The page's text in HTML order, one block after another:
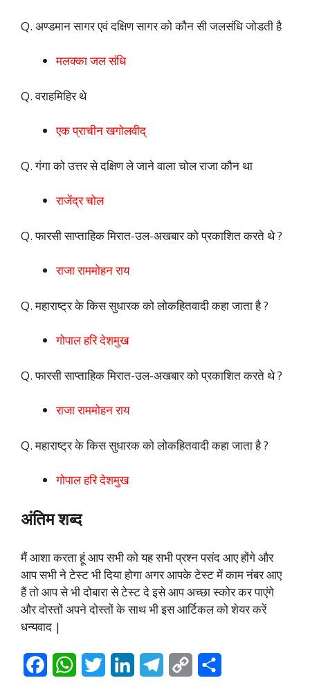
Q. अण्‍डमान सागर एवं दक्षिण सागर को कौन सी जलसंधि जोडती है
मलक्‍का जल संधि
Q. वराहमिहिर थे
एक प्राचीन खगोलवीद्
Q. गंगा को उत्तर से दक्षिण ले जाने वाला चोल राजा कौन था
राजेंद्र चोल
Q. फारसी साप्ताहिक मिरात-उल-अखबार को प्रकाशित करते थे ?
राजा राममोहन राय
Q. महाराष्ट्र के किस सुधारक को लोकहितवादी कहा जाता है ?
गोपाल हरि देशमुख
Q. फारसी साप्ताहिक मिरात-उल-अखबार को प्रकाशित करते थे ?
राजा राममोहन राय
Q. महाराष्ट्र के किस सुधारक को लोकहितवादी कहा जाता है ?
गोपाल हरि देशमुख
अंतिम शब्द
मैं आशा करता हूं आप सभी को यह सभी प्रश्न पसंद आए होंगे और
आप सभी ने टेस्ट भी दिया होगा अगर आपके टेस्ट में काम नंबर आए
हैं तो आप से भी दोबारा से टेस्ट दे इसे आप अच्छा स्कोर कर पाएंगे
और दोस्तों अपने दोस्तों के साथ भी इस आर्टिकल को शेयर करें
धन्यवाद |
W